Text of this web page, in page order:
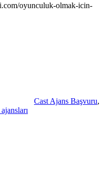
oyunculuk-olmak-icin-
Cast Ajans Başvuru,